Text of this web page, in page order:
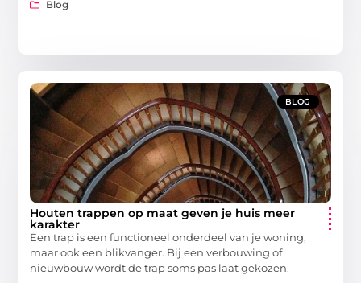
Blog
BLOG
Houten trappen op maat geven je huis meer
karakter
Een trap is een functioneel onderdeel van je woning,
maar ook een blikvanger. Bij een verbouwing of
nieuwbouw wordt de trap soms pas laat gekozen,